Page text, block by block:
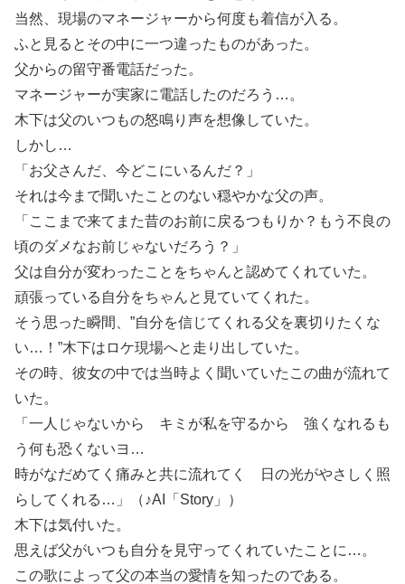
当然、現場のマネージャーから何度も着信が入る。
ふと見るとその中に一つ違ったものがあった。
父からの留守番電話だった。
マネージャーが実家に電話したのだろう…。
木下は父のいつもの怒鳴り声を想像していた。
しかし…
「お父さんだ、今どこにいるんだ？」
それは今まで聞いたことのない穏やかな父の声。
「ここまで来てまた昔のお前に戻るつもりか？もう不良の
頃のダメなお前じゃないだろう？」
父は自分が変わったことをちゃんと認めてくれていた。
頑張っている自分をちゃんと見ていてくれた。
そう思った瞬間、”自分を信じてくれる父を裏切りたくな
い…！”木下はロケ現場へと走り出していた。
その時、彼女の中では当時よく聞いていたこの曲が流れて
いた。
「一人じゃないから キミが私を守るから 強くなれるも
う何も恐くないヨ…
時がなだめてく痛みと共に流れてく 日の光がやさしく照
らしてくれる…」（♪AI「Story」）
木下は気付いた。
思えば父がいつも自分を見守ってくれていたことに…。
この歌によって父の本当の愛情を知ったのである。